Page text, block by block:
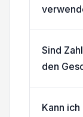
Sind
den
Kann